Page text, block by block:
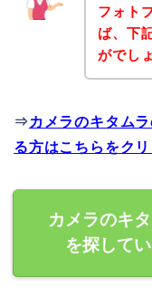
フォト
ば、下
がでし
⇒ カメラのキタム
る方はこちらをクリ
カメラのキ
を探して